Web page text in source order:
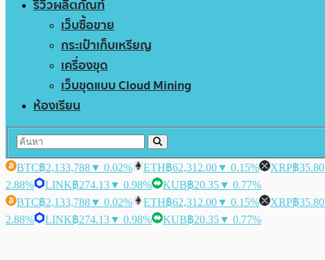
รีวิวผลิตภัณฑ์
เว็บซื้อขาย
กระเป๋าเก็บเหรียญ
เครื่องขุด
เว็บขุดแบบ Cloud Mining
ห้องเรียน
BTC฿2,133,788▼ 0.02% ETH฿62,312.00▼ 0.15% XRP฿35.80
2.88%
LINK฿274.13▼ 0.98% KUB฿20.35▼ 0.77%
BTC฿2,133,788▼ 0.02% ETH฿62,312.00▼ 0.15% XRP฿35.80
2.88%
LINK฿274.13▼ 0.98% KUB฿20.35▼ 0.77%